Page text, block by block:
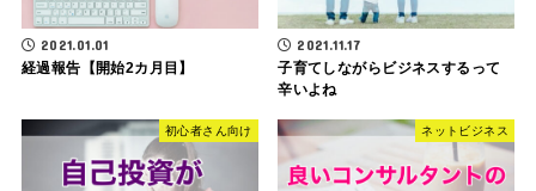
2021.01.01
経過報告【開始2カ月目】
2021.11.17
子育てしながらビジネスするって
辛いよね
初心者さん向け ネットビジネス